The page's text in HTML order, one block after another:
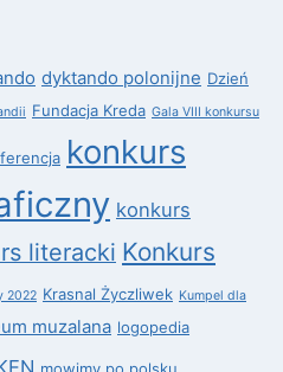
dyktando polonijne Dzień
Fundacja Kreda Gala VIII konkursu
konkurs
konkurs
literacki Konkurs
2022 Krasnal Życzliwek Kumpel dla
muzalana logopedia
mowimy po polsku